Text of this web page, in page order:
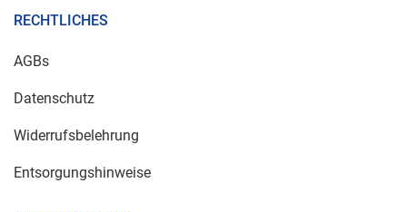
RECHTLICHES
AGBs
Datenschutz
Widerrufsbelehrung
Entsorgungshinweise